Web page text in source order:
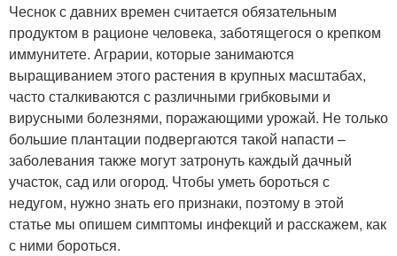
Чеснок с давних времен считается обязательным
продуктом в рационе человека, заботящегося о крепком
иммунитете. Аграрии, которые занимаются
выращиванием этого растения в крупных масштабах,
часто сталкиваются с различными грибковыми и
вирусными болезнями, поражающими урожай. Не только
большие плантации подвергаются такой напасти –
заболевания также могут затронуть каждый дачный
участок, сад или огород. Чтобы уметь бороться с
недугом, нужно знать его признаки, поэтому в этой
статье мы опишем симптомы инфекций и расскажем, как
с ними бороться.